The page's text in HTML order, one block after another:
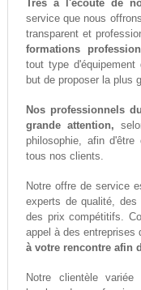
Très à l'écoute de
service que nous
transparent et
formations
tout type
but de proposer la plus
Nos professionnels
grande attention,
philosophie, afin
tous nos clients.
Notre offre de service
experts de qualité,
des prix compétitifs.
appel à des
à votre rencontre afin
Notre clientèle